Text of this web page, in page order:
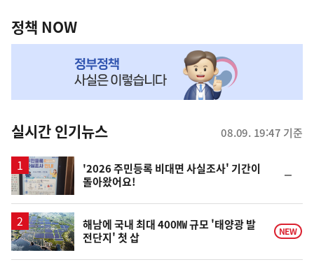
책
NOW,
뉴
스
정책 NOW
실시간 인기뉴스 08.09. 19:47 기준
'2026 주민등록 비대면 사실조사' 기간이
돌아왔어요!
일
해남에 국내 최대 400㎿ 규모 '태양광 발
전단지' 첫 삽
NEW